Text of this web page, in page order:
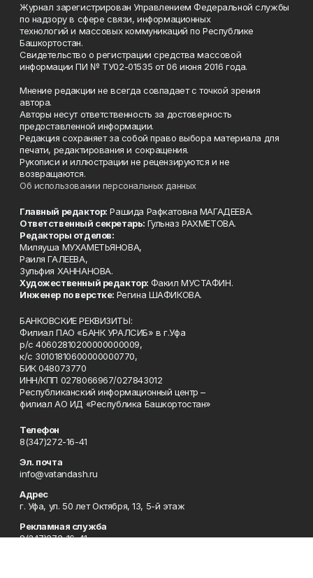
Журнал зарегистрирован Управлением Федеральной службы
по надзору в сфере связи, информационных
технологий и массовых коммуникаций по Республике
Башкортостан.
Свидетельство о регистрации средства массовой
информации ПИ № ТУ02-01535 от 06 июня 2016 года.
Мнение редакции не всегда совпадает с точкой зрения
автора.
Авторы несут ответственность за достоверность
предоставленной информации.
Редакция сохраняет за собой право выбора материала для
печати, редактирования и сокращения.
Рукописи и иллюстрации не рецензируются и не
возвращаются.
Об использовании персональных данных
Главный редактор: Рашида Рафкатовна МАГАДЕЕВА.
Ответственный секретарь: Гульназ РАХМЕТОВА.
Редакторы отделов:
Миляуша МУХАМЕТЬЯНОВА,
Раиля ГАЛЕЕВА,
Зульфия ХАННАНОВА.
Художественный редактор: Факил МУСТАФИН.
Инженер по верстке: Регина ШАФИКОВА.
БАНКОВСКИЕ РЕКВИЗИТЫ:
Филиал ПАО «БАНК УРАЛСИБ» в г.Уфа
р/с 40602810200000000009,
к/с 30101810600000000770,
БИК 048073770
ИНН/КПП 0278066967/027843012
Республиканский информационный центр –
филиал АО ИД «Республика Башкортостан»
Телефон
8(347)272-16-41
Эл. почта
info@vatandash.ru
Адрес
г. Уфа, ул. 50 лет Октября, 13, 5-й этаж
Рекламная служба
8(347)272-16-41